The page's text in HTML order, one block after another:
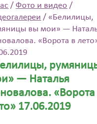
/Фото и видео /
/ «Белилицы,
вы мои» —
«Ворота в
— Наталья
«Ворота
17.06.2019